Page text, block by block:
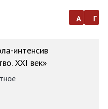
а г
интенсив
XXI век»